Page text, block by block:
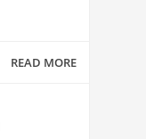
READ MORE